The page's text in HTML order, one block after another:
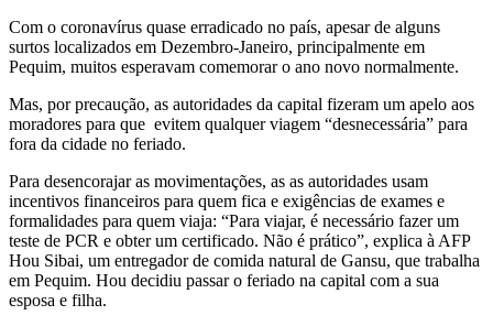
Com o coronavírus quase erradicado no país, apesar de alguns
surtos localizados em Dezembro-Janeiro, principalmente em
Pequim, muitos esperavam comemorar o ano novo normalmente.
Mas, por precaução, as autoridades da capital fizeram um apelo aos
moradores para que evitem qualquer viagem “desnecessária” para
fora da cidade no feriado.
Para desencorajar as movimentações, as as autoridades usam
incentivos financeiros para quem fica e exigências de exames e
formalidades para quem viaja: “Para viajar, é necessário fazer um
teste de PCR e obter um certificado. Não é prático”, explica à AFP
Hou Sibai, um entregador de comida natural de Gansu, que trabalha
em Pequim. Hou decidiu passar o feriado na capital com a sua
esposa e filha.